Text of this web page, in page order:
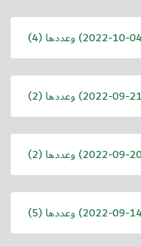
2022-10-) وعددها (4)
2022-09-21) وعددها (2)
2022-09-20) وعددها (2)
2022-09-) وعددها (5)